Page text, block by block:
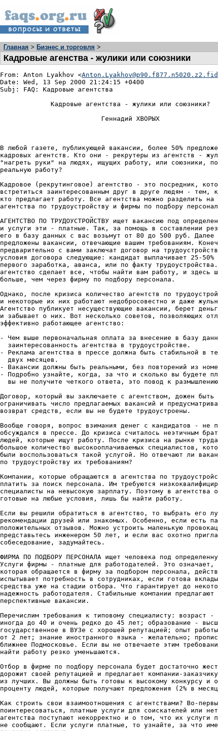
Главная > Бизнес и торговля >
Кадровые агенства - жулики или союзники
From: Anton Lyakhov <
Date: Wed, 13 Sep 2000 21:24:15 +0400
Subj: FAQ: Кадровые агентства
             Кадровые агентства - жулики или союзники?
                          Геннадий ХВОРЫХ
В любой газете, публикующей вакансии, более 50%
кадровых агентств. Кто они - рекрутеры из агентств -
"нагреть руки" на людях, ищущих работу, или союзники,
реальную работу?
Кадровое (рекрутинговое) агентство - это посредник,
встретиться заинтересованным друг в друге людям -
кто предлагает работу. Все агентства можно разделить
агентства по трудоустройству и фирмы по подбору
АГЕНТСТВО ПО ТРУДОУСТРОЙСТВУ ищет вакансию под
и услуги эти - платные. Так, за помощь в составлении
его в базу данных с вас возьмут от 80 до 500 руб. Далее
предложены вакансии, отвечающие вашим требованиям.
предварительно с вами заключат договор на
условия договора следующие: кандидат выплачивает 25-50%
первого заработка, аванса, или по факту
агентство сделает все, чтобы найти вам работу, и здесь
больше, чем через фирму по подбору персонала.
Однако, после кризиса количество агентств по
и некоторые их них работают недобросовестно и даже
Агентство публикует несуществующие вакансии, берет
и забывает о них. Вот несколько советов, позволяющих
эффективно работающее агентство:
- Чем выше первоначальная оплата за внесение в базу
  заинтересованность агентства в трудоустройстве.
- Реклама агентства в прессе должна быть стабильной в
  двух месяцев.
- Вакансии должны быть реальными, без повторений из
- Подробно узнайте, когда, за что и сколько вы будете
вы не получите четкого ответа, это повод к
Договор, который вы заключаете с агентством, дожен быть
ограничивать число предлагаемых вакансий и
возврат средств, если вы не будете трудоустроены.
Вообще говоря, вопрос взимания денег с кандидатов - не
обсуждался в прессе. До кризиса считалось неэтичным
людей, которые ищут работу. После кризиса на рынке
большое количество высокооплачиваемых специалистов,
были воспользоваться такой услугой. Но отвечают ли
по трудоустройству их требованиям?
Компании, которые обращаются в агентства по
платить за поиск персонала. Им требуются
специалисты на невысокую зарплату. Поэтому в агентства
готовые на любые условия, лишь бы найти работу.
Если вы решили обратиться в агентство, то выбрать его
рекомендации друзей или знакомых. Особенно, если есть
положительных отзывов. Можно устроить маленькую
представьтесь инженером 50 лет, и если вас охотно
собеседование, задумайтесь.
ФИРМА ПО ПОДБОРУ ПЕРСОНАЛА ищет человека под
Услуги фирмы - платные для работодателей. Это означает,
которая обращается в фирму за подбором персонала,
испытывает потребность в сотрудниках, если готова
средства уже на стадии отбора. Что гарантирует до
надежность работодателя. Стабильные компании предлагают
перспективные вакансии.
Перечислим требования к типовому специалисту:
иногда до 40 и очень редко до 45 лет; образование -
государственное в ВУЗе с хорошей репутацией; опыт
от 2 лет; знание иностранного языка - желательно;
ближнее Подмосковье. Если вы не отвечаете этим
найти работу резко уменьшаются.
Отбор в фирме по подбору персонала будет достаточно
дорожит своей репутацией и предлагает компании-
из лучших. Вы должны быть готовы к высокому конкурсу и
проценту людей, которые получают предложения (2% в
Как строить свои взаимоотношения с агентствами? Во-
поинтересоваться, платные услуги для соискателей или
агентства поступают некорректно и о том, что их услуги
не сообщают. Если услуги платные, то узнайте, за что